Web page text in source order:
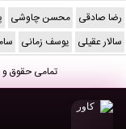
رضا صادقی محسن چاوشی
سالار عقیلی یوسف زمانی
تمامی حقوق و